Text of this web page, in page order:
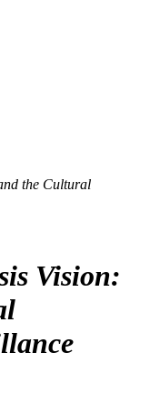
the Cultural
Vision: